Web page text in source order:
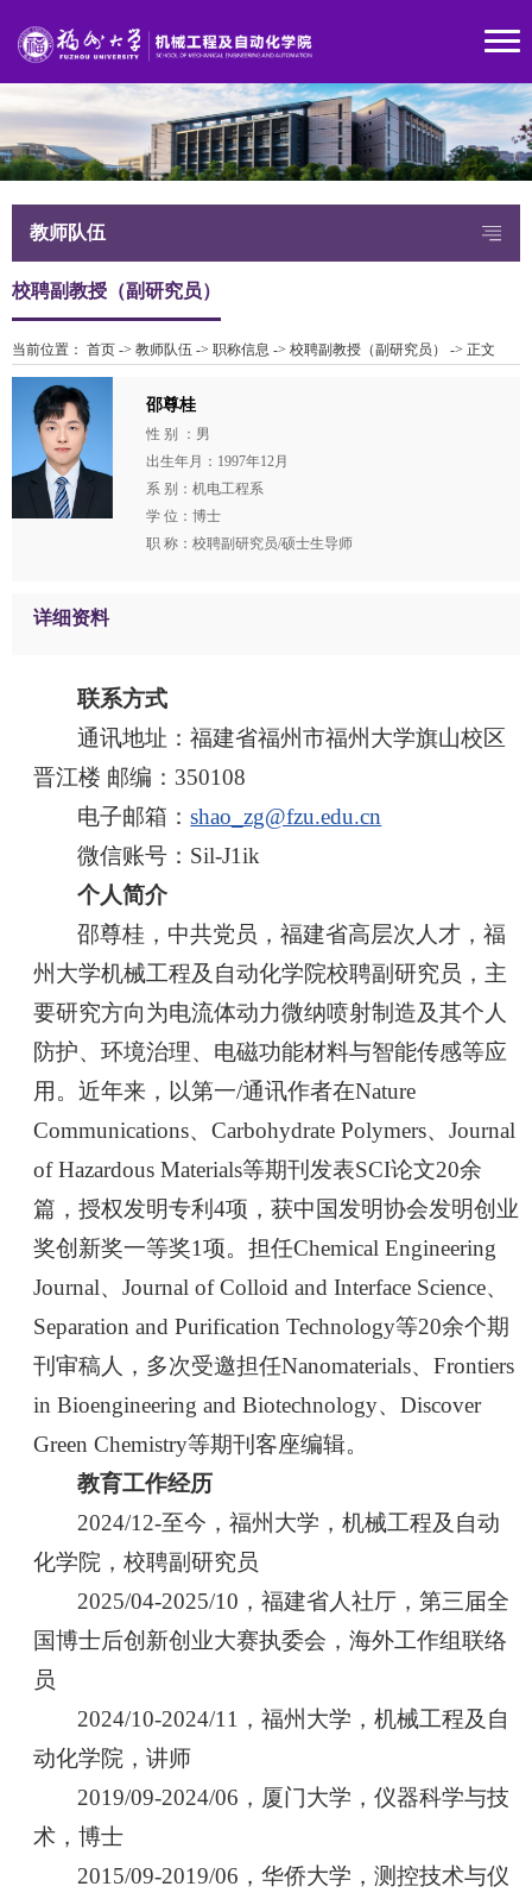
教师队伍
校聘副教授（副研究员）
当前位置： 首页 -> 教师队伍 -> 职称信息 -> 校聘副教授（副研究员） -> 正文
邵尊桂
性 别 ：男
出生年月：1997年12月
系 别：机电工程系
学 位：博士
职 称：校聘副研究员/硕士生导师
详细资料
联系方式
通讯地址：福建省福州市福州大学旗山校区
晋江楼 邮编：350108
电子邮箱：shao_zg@fzu.edu.cn
微信账号：Sil-J1ik
个人简介
邵尊桂，中共党员，福建省高层次人才，福
州大学机械工程及自动化学院校聘副研究员，主
要研究方向为电流体动力微纳喷射制造及其个人
防护、环境治理、电磁功能材料与智能传感等应
用。近年来，以第一/通讯作者在Nature
Communications、Carbohydrate Polymers、Journal
of Hazardous Materials等期刊发表SCI论文20余
篇，授权发明专利4项，获中国发明协会发明创业
奖创新奖一等奖1项。担任Chemical Engineering
Journal、Journal of Colloid and Interface Science、
Separation and Purification Technology等20余个期
刊审稿人，多次受邀担任Nanomaterials、Frontiers
in Bioengineering and Biotechnology、Discover
Green Chemistry等期刊客座编辑。
教育工作经历
2024/12-至今，福州大学，机械工程及自动
化学院，校聘副研究员
2025/04-2025/10，福建省人社厅，第三届全
国博士后创新创业大赛执委会，海外工作组联络
员
2024/10-2024/11，福州大学，机械工程及自
动化学院，讲师
2019/09-2024/06，厦门大学，仪器科学与技
术，博士
2015/09-2019/06，华侨大学，测控技术与仪